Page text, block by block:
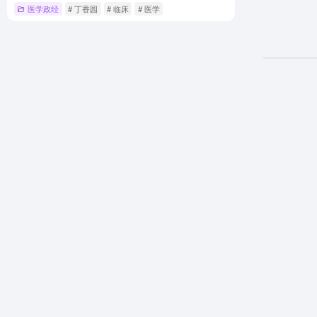
医学政经 # 丁香园 # 临床 # 医学